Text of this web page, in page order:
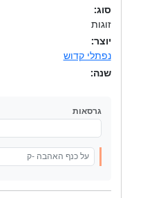
סוג:
זוגות
יוצר:
נפתלי קדוש
שנה:
גרסאות
על כנף האהבה -ק